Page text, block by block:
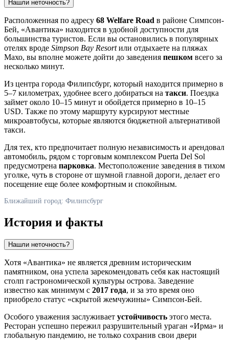
Нашли неточность?
Расположенная по адресу 68 Welfare Road в районе Симпсон-
Бей, «Авантика» находится в удобной доступности для
большинства туристов. Если вы остановились в популярных
отелях вроде Simpson Bay Resortили отдыхаете на пляжах
Махо, вы вполне можете дойти до заведения пешком всего за
несколько минут.
Из центра города Филипсбург, который находится примерно в
5–7 километрах, удобнее всего добираться на такси. Поездка
займет около 10–15 минут и обойдется примерно в 10–15
USD. Также по этому маршруту курсируют местные
микроавтобусы, которые являются бюджетной альтернативой
такси.
Для тех, кто предпочитает полную независимость и арендовал
автомобиль, рядом с торговым комплексом Puerta Del Sol
предусмотрена парковка. Местоположение заведения в тихом
уголке, чуть в стороне от шумной главной дороги, делает его
посещение еще более комфортным и спокойным.
Ближайший город: Филипсбург
История и факты
Нашли неточность?
Хотя «Авантика» не является древним историческим
памятником, она успела зарекомендовать себя как настоящий
столп гастрономической культуры острова. Заведение
известно как минимум с 2017 года, и за это время оно
приобрело статус «скрытой жемчужины» Симпсон-Бей.
Особого уважения заслуживает устойчивость этого места.
Ресторан успешно пережил разрушительный ураган «Ирма» и
глобальную пандемию, не только сохранив свои двери